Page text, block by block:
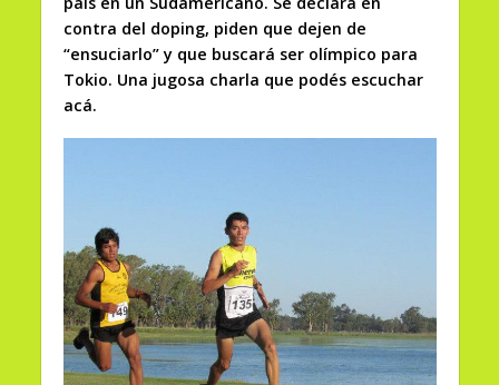
contra del doping, piden que dejen de
“ensuciarlo” y que buscará ser olímpico para
Tokio. Una jugosa charla que podés escuchar
acá.